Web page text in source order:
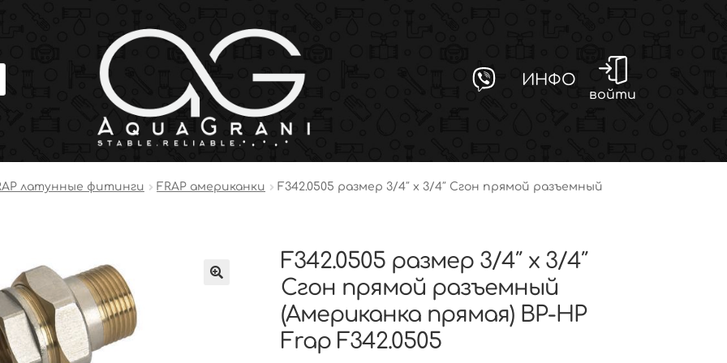
ИНФО
войти
латунные фитинги FRAP американки
F342.0505 размер 3/4″ x 3/4″ Сгон прямой разъемный
F342.0505 размер 3/4″ x 3/4″
Сгон прямой разъемный
(Американка прямая) ВР-НР
Frap F342.0505